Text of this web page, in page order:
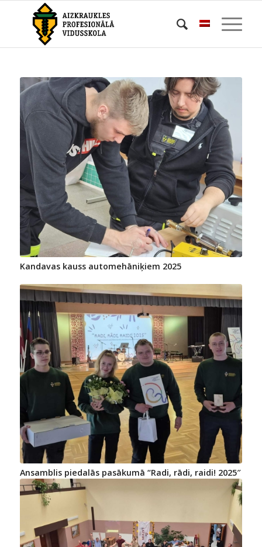
Kandavas kauss automehāniķiem 2025
Ansamblis piedalās pasākumā “Radi, rādi, raidi! 2025″